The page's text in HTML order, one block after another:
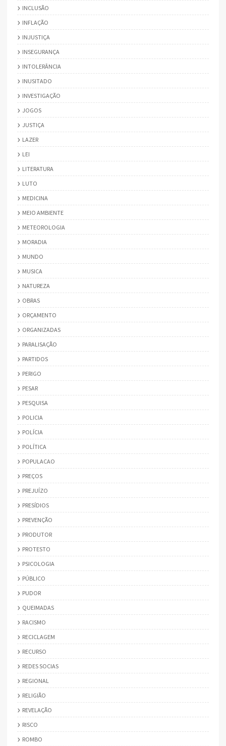
INCLUSÃO
INFLAÇÃO
INJUSTIÇA
INSEGURANÇA
INTOLERÂNCIA
INUSITADO
INVESTIGAÇÃO
JOGOS
JUSTIÇA
LAZER
LEI
LITERATURA
LUTO
MEDICINA
MEIO AMBIENTE
METEOROLOGIA
MORADIA
MUNDO
MUSICA
NATUREZA
OBRAS
ORÇAMENTO
ORGANIZADAS
PARALISAÇÃO
PARTIDOS
PERIGO
PESAR
PESQUISA
POLICIA
POLÍCIA
POLÍTICA
POPULACAO
PREÇOS
PREJUÍZO
PRESÍDIOS
PREVENÇÃO
PRODUTOR
PROTESTO
PSICOLOGIA
PÚBLICO
PUDOR
QUEIMADAS
RACISMO
RECICLAGEM
RECURSO
REDES SOCIAS
REGIONAL
RELIGIÃO
REVELAÇÃO
RISCO
ROMBO